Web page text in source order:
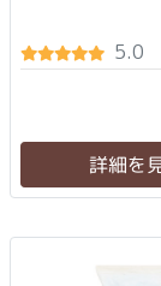
5.0
詳細を